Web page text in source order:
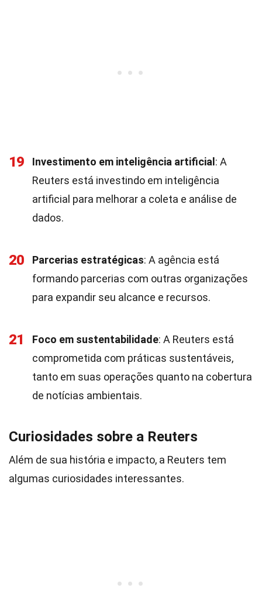
19 Investimento em inteligência artificial : A
Reuters está investindo em inteligência
artificial para melhorar a coleta e análise de
dados.
20 Parcerias estratégicas: A agência está
formando parcerias com outras organizações
para expandir seu alcance e recursos.
21 Foco em sustentabilidade: A Reuters está
comprometida com práticas sustentáveis,
tanto em suas operações quanto na cobertura
de notícias ambientais.
Curiosidades sobre a Reuters
Além de sua história e impacto, a Reuters tem
algumas curiosidades interessantes.